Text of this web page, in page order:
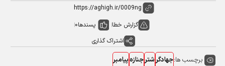
گزارش خطا پسندها0
اشتراک گذاری
برچسب ها:جهادگرشترجنازهپیامبر